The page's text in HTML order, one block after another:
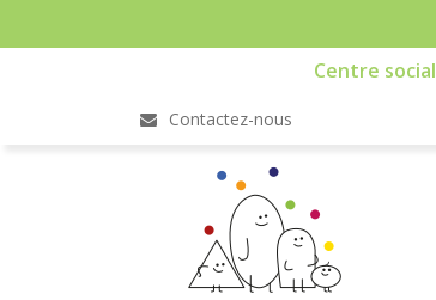
Centre social
Contactez-nous